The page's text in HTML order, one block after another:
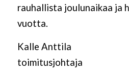
rauhallista joulunaikaa ja
vuotta.
Kalle Anttila
toimitusjohtaja